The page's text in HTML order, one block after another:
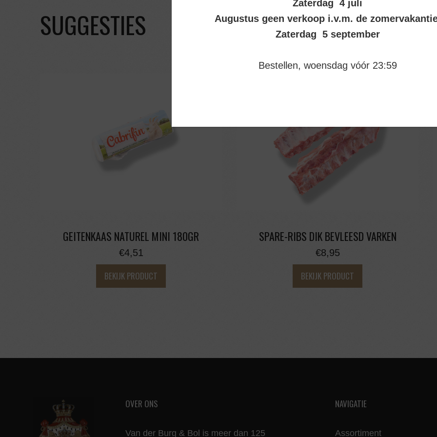
Zaterdag 4 juli
Augustus geen verkoop i.v.m. de
Zaterdag 5 september
Bestellen, woensdag vóór 23:59
SUGGESTIES
GEITENKAAS NATUREL MINI 180GR
€4,51
BEKIJK PRODUCT
SPARE-RIBS DIK BEVLEESD VARKEN
€8,95
BEKIJK PRODUCT
OVER ONS
Van der Burg & Bol is meer dan 125
NAVIGATIE
Assortiment